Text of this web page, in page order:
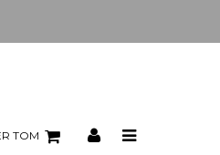
TOM